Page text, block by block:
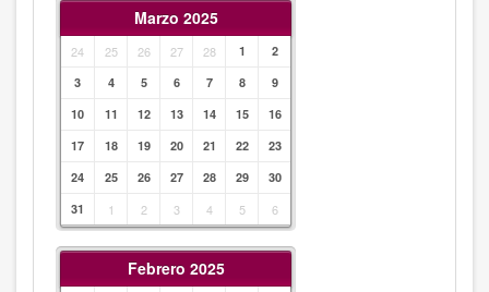
Marzo 2025
24 25 26 27 28 1
2
3
4 5 6 7 8
9
10
11 12 13 14 15
16
17
18 19 20 21 22
23
24
25 26 27 28 29
30
31
1 2 3 4 5 6
Febrero 2025